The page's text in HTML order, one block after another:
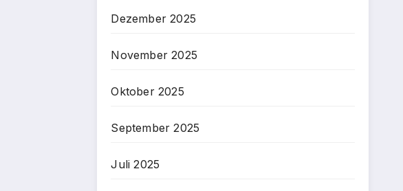
Dezember 2025
November 2025
Oktober 2025
September 2025
Juli 2025